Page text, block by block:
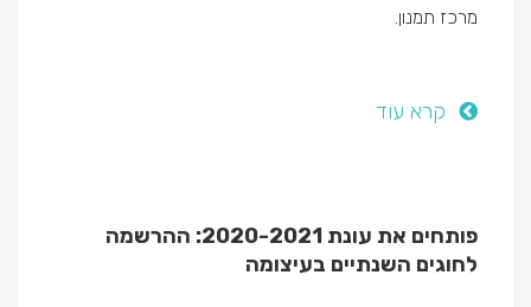
מרכז תמנון.
קרא עוד
פותחים את עונת 2020-2021: ההרשמה
לחוגים השנתיים בעיצומה